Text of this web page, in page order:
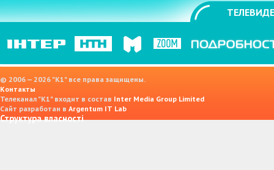
© 2006 — 2026 "K1" все права защищены.
Контакты
Телеканал "К1" входит в состав Inter Media Group Limited
Сайт разработан в Argentum IT Lab
Структура власності